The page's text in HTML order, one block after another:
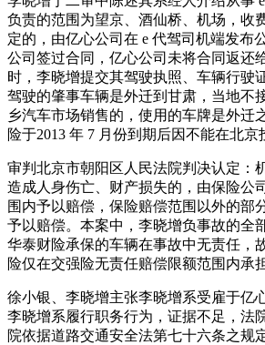
负责的范围为望京、酒仙桥、机场，收
定的，由亿心公司在 e 代驾司机端发布
公司签过合同，亿心公司未将合同返还
时，李晓增提交其驾驶执照、车辆行驶
驾驶的肇事车辆是外迁到甘肃，当地不
乡汽车市场销售的，使用的车牌是外迁
险于2013 年 7 月份到期后因不能在北京
审判北京市朝阳区人民法院判决认定：
造成人身伤亡、财产损失的，由保险公
围内予以赔偿，保险赔偿范围以外的部
予以赔偿。本案中，李晓增负事故的全
华泰财险承保的车辆在事故中无责任，
险仅在交强险无责任赔偿限额范围内承
徐小银、李晓增主张李晓增系受雇于亿
李晓增系履行职务行为，证据不足，法
院依据道路交通安全法第七十六条之规